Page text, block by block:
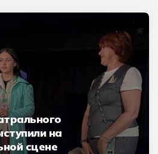
на
сцене